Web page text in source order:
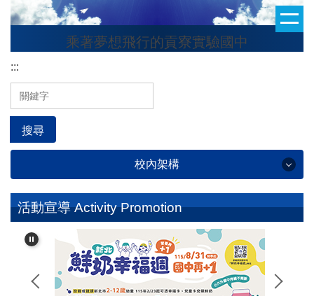
跳
到
區
乘著夢想飛行的貢寮實驗國中
:::
搜尋
校內架構
學校簡介 School Profile
行政處室 Administrative Office
校友專區 Alumni Section
班級整潔秩序評分 Classroom Cleanliness and
活動宣導 Activity Promotion